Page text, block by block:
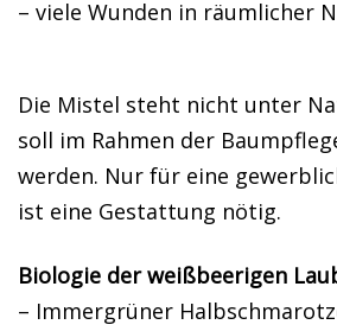
– viele Wunden in räumlicher
Die Mistel steht nicht unter
soll im Rahmen der
werden. Nur für eine
ist eine Gestattung nötig.
Biologie der weißbeerigen
– Immergrüner